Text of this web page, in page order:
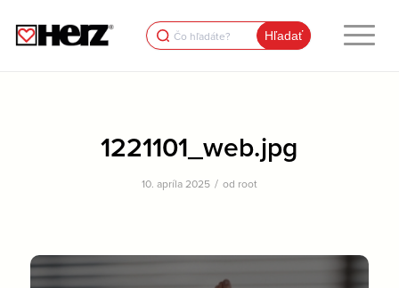
Search
for:
1221101_web.jpg
10. apríla 2025 / od root